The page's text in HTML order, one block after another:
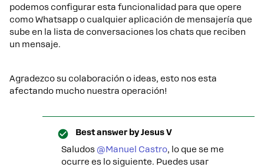
podemos configurar esta funcionalidad para que opere
como Whatsapp o cualquier aplicación de mensajería que
sube en la lista de conversaciones los chats que reciben
un mensaje.
Agradezco su colaboración o ideas, esto nos esta
afectando mucho nuestra operación!
Best answer byJesus V
Saludos ​ @Manuel Castro, lo que se me
ocurre es lo siguiente. Puedes usar